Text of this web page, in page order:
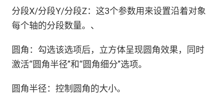
分段X/分段Y/分段Z：这3个参数用来设置沿着对象
每个轴的分段数量。、
圆角：勾选该选项后，立方体呈现圆角效果，同时
激活“圆角半径”和“圆角细分”选项。
圆角半径：控制圆角的大小。